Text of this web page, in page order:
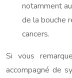
notamment
de la bouche
cancers.
Si vous
accompagné de